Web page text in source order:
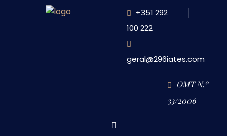
+351 292
100 222
geral@296iates.com
OMT N.º
33/2006